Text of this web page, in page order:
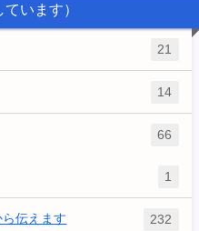
います）
21
14
66
1
伝えます 232